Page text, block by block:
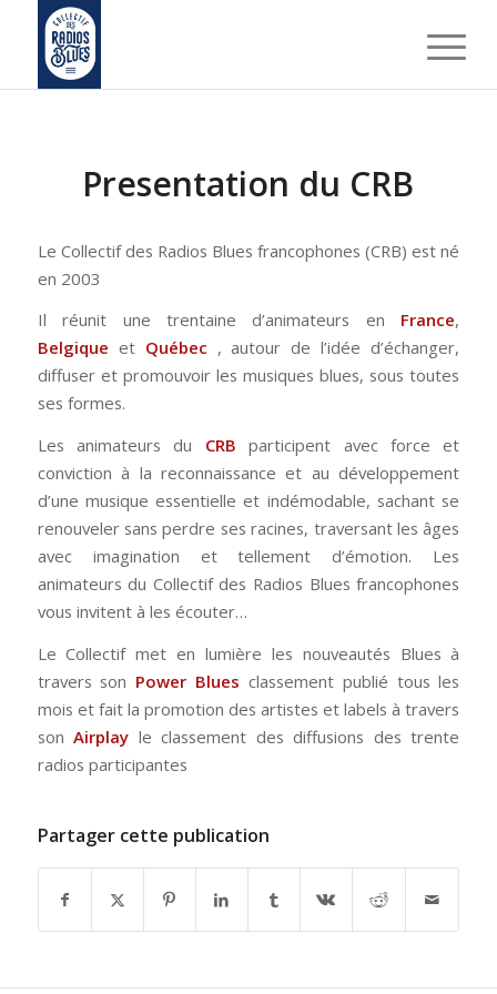
Presentation du CRB
Le Collectif des Radios Blues francophones (CRB) est né
en 2003
Il réunit une trentaine d’animateurs en France,
Belgique et Québec , autour de l’idée d’échanger,
diffuser et promouvoir les musiques blues, sous toutes
ses formes.
Les animateurs du CRB participent avec force et
conviction à la reconnaissance et au développement
d’une musique essentielle et indémodable, sachant se
renouveler sans perdre ses racines, traversant les âges
avec imagination et tellement d’émotion. Les
animateurs du Collectif des Radios Blues francophones
vous invitent à les écouter…
Le Collectif met en lumière les nouveautés Blues à
travers son Power Blues classement publié tous les
mois et fait la promotion des artistes et labels à travers
sonAirplay le classement des diffusions des trente
radios participantes
Partager cette publication